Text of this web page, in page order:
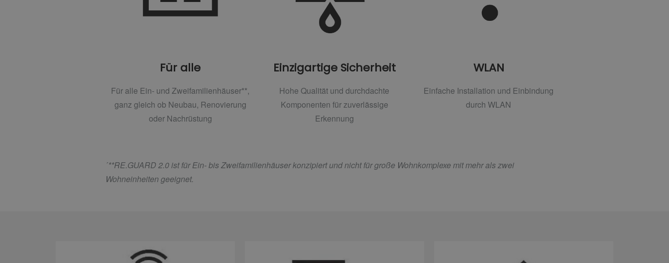
Für alle
Für alle Ein- und Zweifamilienhäuser**,
ganz gleich ob Neubau, Renovierung
oder Nachrüstung
Einzigartige Sicherheit
Hohe Qualität und durchdachte
Komponenten für zuverlässige
Erkennung
WLAN
Einfache Installation und Einbindung
durch WLAN
´**RE.GUARD 2.0 ist für Ein- bis Zweifamilienhäuser konzipiert und nicht für große Wohnkomplexe mit mehr als zwei
Wohneinheiten geeignet.